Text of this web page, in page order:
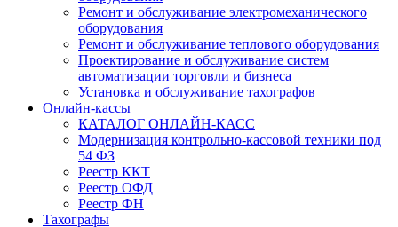
Ремонт и обслуживание электромеханического
оборудования
Ремонт и обслуживание теплового оборудования
Проектирование и обслуживание систем
автоматизации торговли и бизнеса
Установка и обслуживание тахографов
Онлайн-кассы
КАТАЛОГ ОНЛАЙН-КАСС
Модернизация контрольно-кассовой техники под
54 ФЗ
Реестр ККТ
Реестр ОФД
Реестр ФН
Тахографы